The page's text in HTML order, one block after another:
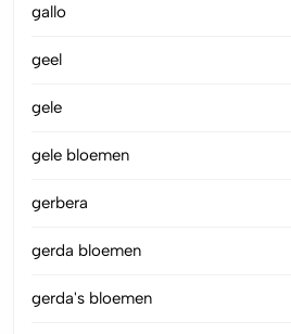
gallo
geel
gele
gele bloemen
gerbera
gerda bloemen
gerda's bloemen